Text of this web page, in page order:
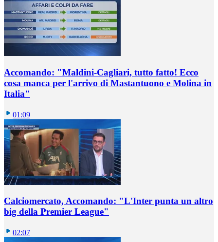
Accomando: "Maldini-Cagliari, tutto fatto! Ecco
cosa manca per l'arrivo di Mastantuono e Molina in
Italia"
01:09
Calciomercato, Accomando: "L'Inter punta un altro
big della Premier League"
02:07